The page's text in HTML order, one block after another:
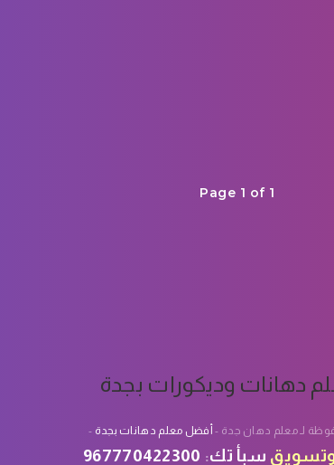
Page 1 of 1
لـ معلم دهان جدة - أفضل معلم دهانات بجدة -
سبأ تك:
967770422300